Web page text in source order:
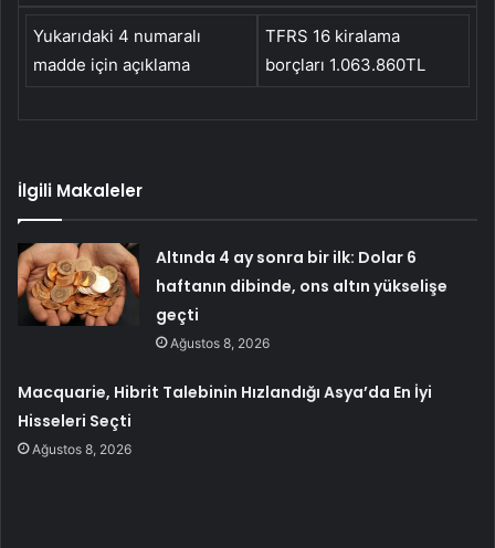
Yukarıdaki 4 numaralı
madde için açıklama
TFRS 16 kiralama
borçları 1.063.860TL
İlgili Makaleler
Altında 4 ay sonra bir ilk: Dolar 6
haftanın dibinde, ons altın yükselişe
geçti
Ağustos 8, 2026
Macquarie, Hibrit Talebinin Hızlandığı Asya’da En İyi
Hisseleri Seçti
Ağustos 8, 2026